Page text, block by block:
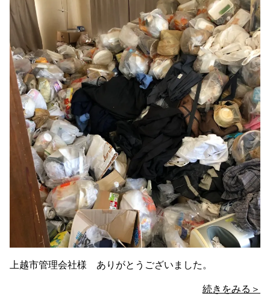
上越市管理会社様 ありがとうございました。
続きをみる＞